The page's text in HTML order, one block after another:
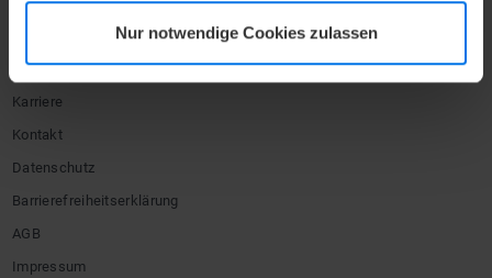
Nur notwendige Cookies zulassen
Mediacenter
Karriere
Kontakt
Datenschutz
Barrierefreiheitserklärung
AGB
Impressum